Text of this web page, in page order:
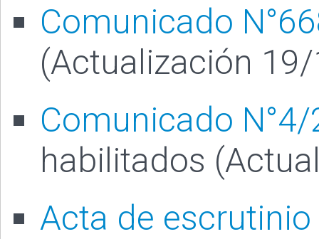
Comunicado
(Actualización
Comunicado
habilitados
Acta de escrutinio